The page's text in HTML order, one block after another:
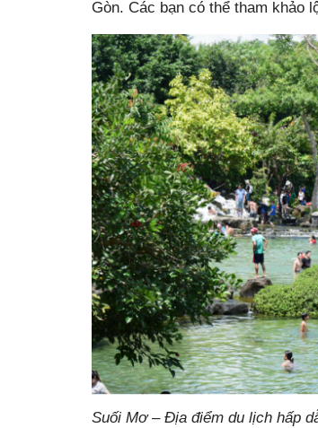
Gòn. Các bạn có thể tham khảo
Suối Mơ – Địa điểm du lịch hấp